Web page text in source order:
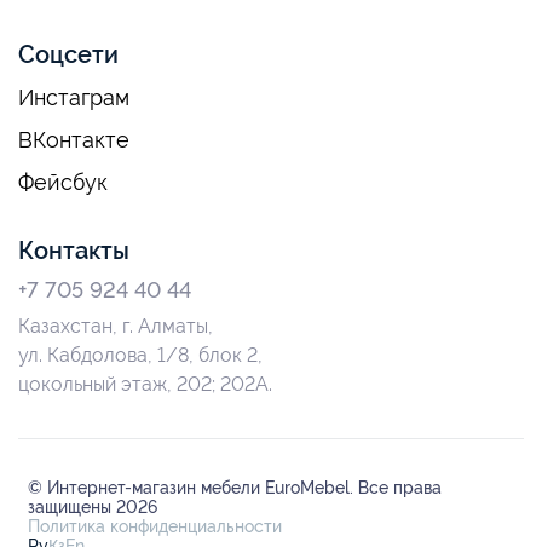
Соцсети
Инстаграм
ВКонтакте
Фейсбук
Контакты
+7 705 924 40 44
Казахстан, г. Алматы,
ул. Кабдолова, 1/8, блок 2,
цокольный этаж, 202; 202А.
© Интернет-магазин мебели EuroMebel. Все права
защищены 2026
Политика конфиденциальности